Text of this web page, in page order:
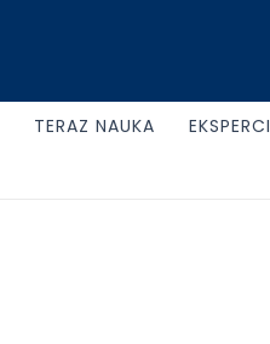
TERAZ NAUKA EKSPERCI